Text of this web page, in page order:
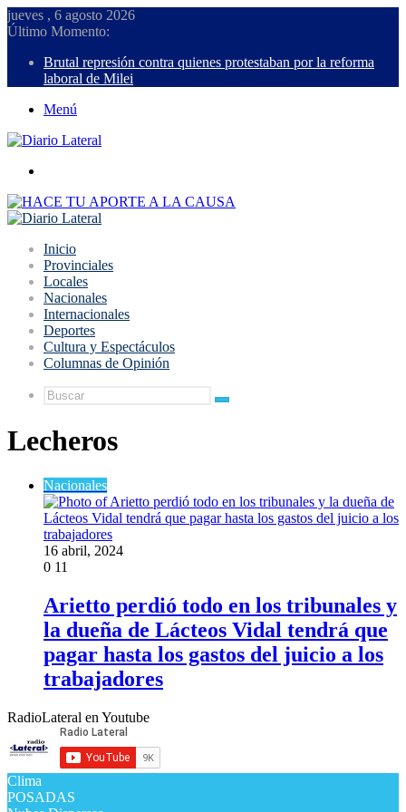
jueves , 6 agosto 2026
Último Momento:
Brutal represión contra quienes protestaban por la reforma
laboral de Milei
Menú
Inicio
Provinciales
Locales
Nacionales
Internacionales
Deportes
Cultura y Espectáculos
Columnas de Opinión
Buscar
Lecheros
Nacionales
16 abril, 2024
0 11
Arietto perdió todo en los tribunales y
la dueña de Lácteos Vidal tendrá que
pagar hasta los gastos del juicio a los
trabajadores
RadioLateral en Youtube
Clima
POSADAS